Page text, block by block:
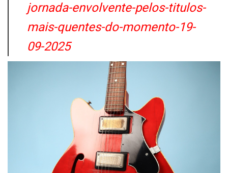
jornada-envolvente-pelos-titulos-
mais-quentes-do-momento-19-
09-2025